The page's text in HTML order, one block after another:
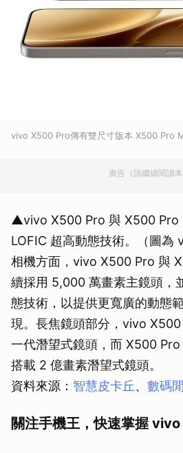
vivo X500 Pro傳有雙尺寸版本 X500 Pro
廣告（請繼續閱讀本
▲vivo X500 Pro 與 X500 Pro
LOFIC 超高動態技術。（圖為
相機方面，vivo X500 Pro 與
續採用 5,000 萬畫素主鏡頭，
態技術，以提供更寬廣的動態
現。長焦鏡頭部分，vivo
一代潛望式鏡頭，而 X500
搭載 2 億畫素潛望式鏡頭。
資料來源： 智慧皮卡丘、 數碼
關注手機王，快速掌握